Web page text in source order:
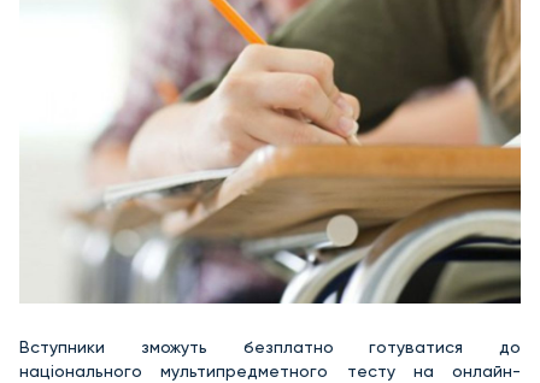
Вступники зможуть безплатно готуватися до
національного мультипредметного тесту на онлайн-